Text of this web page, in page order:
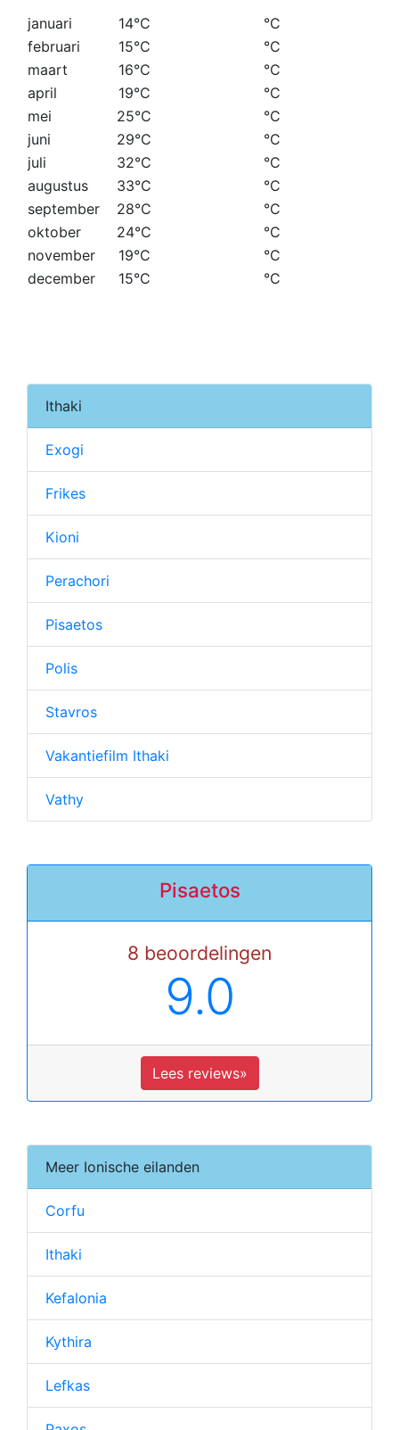
januari 14°C
°C
februari
15°C
°C
maart
16°C
°C
april
19°C
°C
mei
25°C
°C
juni
29°C
°C
juli
32°C
°C
augustus
33°C
°C
september
28°C
°C
oktober
24°C
°C
november
19°C
°C
december
15°C °C
Ithaki
Exogi
Frikes
Kioni
Perachori
Pisaetos
Polis
Stavros
Vakantiefilm Ithaki
Vathy
Pisaetos
8 beoordelingen
9.0
Lees reviews»
Meer Ionische eilanden
Corfu
Ithaki
Kefalonia
Kythira
Lefkas